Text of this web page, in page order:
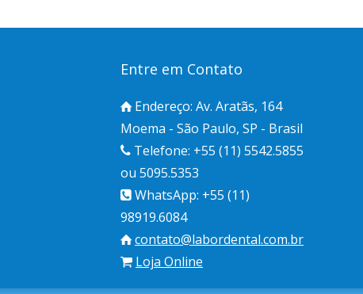
Entre em Contato
Endereço: Av. Aratãs, 164
Moema - São Paulo, SP - Brasil
Telefone: +55 (11) 5542.5855
ou 5095.5353
WhatsApp: +55 (11)
98919.6084
contato@labordental.com.br
Loja Online